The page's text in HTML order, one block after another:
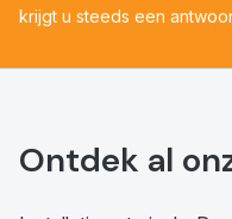
krijgt u steeds een
Ontdek al